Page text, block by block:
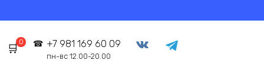
0 +7 981 169 60 09
пн-вс 12.00-20.00